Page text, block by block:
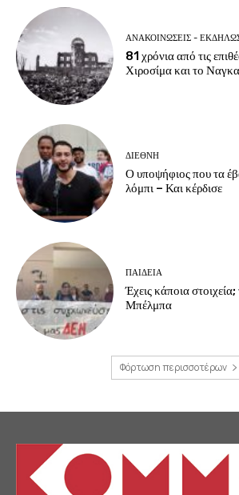
ΑΝΑΚΟΙΝΩΣΕΙΣ -
81 χρόνια από τις
Χιροσίμα και το
ΔΙΕΘΝΗ
Ο υποψήφιος που τα
λόμπι – Και κέρδισε
ΠΑΙΔΕΙΑ
Έχεις κάποια
Μπέλμπα
Φόρτωση περισσοτέρων